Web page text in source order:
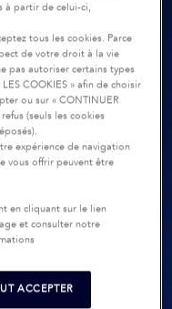
à partir de celui-ci,
tous les cookies. Parce
de votre droit à la vie
pas autoriser certains types
COOKIES » afin de choisir
ou sur « CONTINUER
(seuls les cookies
expérience de navigation
vous offrir peuvent être
en cliquant sur le lien
et consulter notre
ACCEPTER